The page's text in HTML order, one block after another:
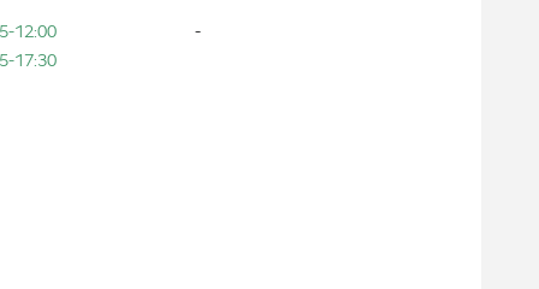
12:00
17:30
-